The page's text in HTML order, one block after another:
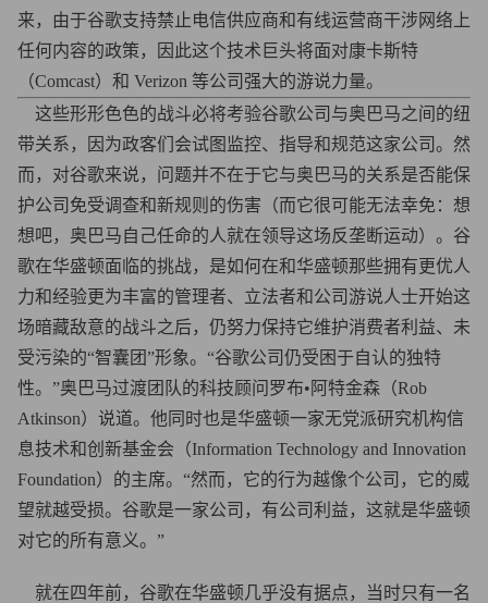
来，由于谷歌支持禁止电信供应商和有线运营商干涉网络上
任何内容的政策，因此这个技术巨头将面对康卡斯特
（Comcast）和 Verizon 等公司强大的游说力量。
这些形形色色的战斗必将考验谷歌公司与奥巴马之间的纽
带关系，因为政客们会试图监控、指导和规范这家公司。然
而，对谷歌来说，问题并不在于它与奥巴马的关系是否能保
护公司免受调查和新规则的伤害（而它很可能无法幸免：想
想吧，奥巴马自己任命的人就在领导这场反垄断运动）。谷
歌在华盛顿面临的挑战，是如何在和华盛顿那些拥有更优人
力和经验更为丰富的管理者、立法者和公司游说人士开始这
场暗藏敌意的战斗之后，仍努力保持它维护消费者利益、未
受污染的“智囊团”形象。“谷歌公司仍受困于自认的独特
性。”奥巴马过渡团队的科技顾问罗布•阿特金森（Rob
Atkinson）说道。他同时也是华盛顿一家无党派研究机构信
息技术和创新基金会（Information Technology and Innovation
Foundation）的主席。“然而，它的行为越像个公司，它的威
望就越受损。谷歌是一家公司，有公司利益，这就是华盛顿
对它的所有意义。”
就在四年前，谷歌在华盛顿几乎没有据点，当时只有一名